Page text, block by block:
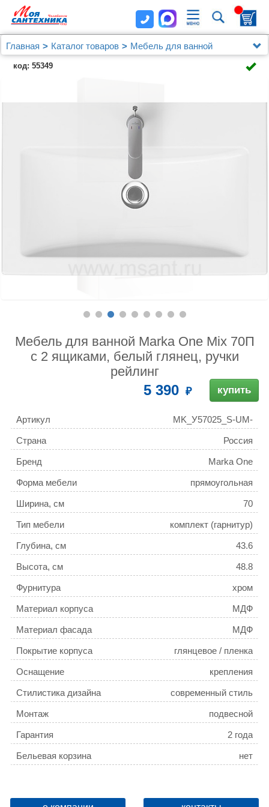
Главная Каталог товаров
Мебель для ванной
Мебель 60 - 79 см.
Мебель для ванной Marka One Mix 70П с 2 ящиками,
код: 55349
Мебель для ванной Marka One Mix 70П
с 2 ящиками, белый глянец, ручки
рейлинг
5 390 купить
Артикул
MK_У57025_S-UM-
COM70/1-w
Страна
Россия
Бренд Marka One
Форма мебели прямоугольная
Ширина, см 70
Тип мебели комплект (гарнитур)
Глубина, см 43.6
Высота, см 48.8
Фурнитура хром
Материал корпуса МДФ
Материал фасада МДФ
Покрытие корпуса глянцевое / пленка
Оснащение крепления
Стилистика дизайна современный стиль
Монтаж подвесной
Гарантия 2 года
Бельевая корзина нет
Возможность установки над стир. машиной
нет